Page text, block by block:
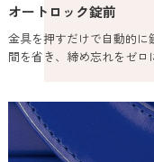
オートロック錠前
金具を押すだけで自動的
間を省き、締め忘れをゼロ